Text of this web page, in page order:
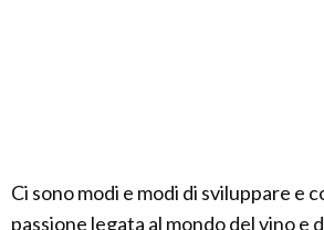
Ci sono modi e modi di sviluppare e
passione legata al mondo del vino e